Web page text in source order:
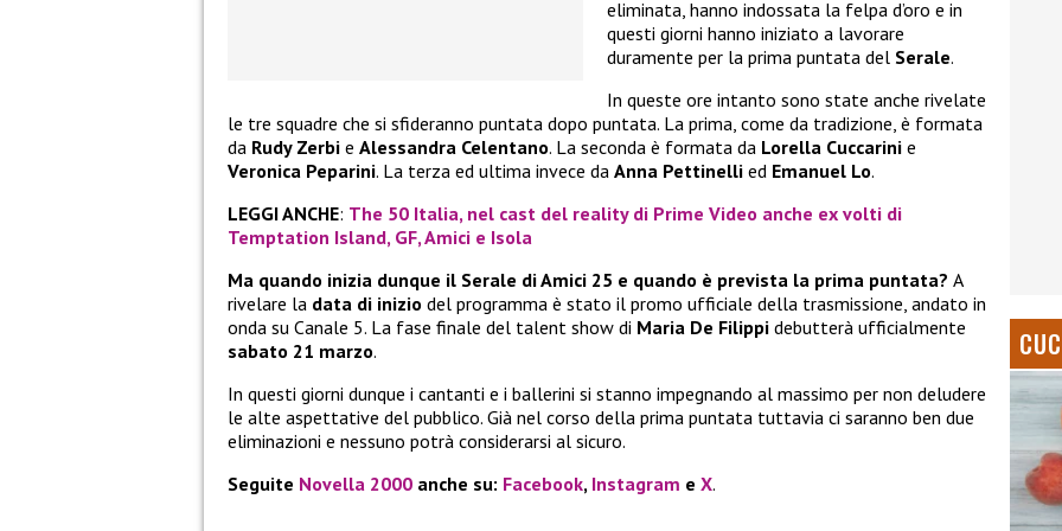
eliminata, hanno indossata la felpa d’oro e in
questi giorni hanno iniziato a lavorare
duramente per la prima puntata del Serale.
In queste ore intanto sono state anche rivelate
le tre squadre che si sfideranno puntata dopo puntata. La prima, come da tradizione, è formata
da Rudy Zerbi e Alessandra Celentano. La seconda è formata da Lorella Cuccarini e
Veronica Peparini. La terza ed ultima invece da Anna Pettinelli ed Emanuel Lo.
LEGGI ANCHE: The 50 Italia, nel cast del reality di Prime Video anche ex volti di
Temptation Island, GF, Amici e Isola
Ma quando inizia dunque il Serale di Amici 25 e quando è prevista la prima puntata? A
rivelare la data di inizio del programma è stato il promo ufficiale della trasmissione, andato in
onda su Canale 5. La fase finale del talent show di Maria De Filippi debutterà ufficialmente
sabato 21 marzo.
In questi giorni dunque i cantanti e i ballerini si stanno impegnando al massimo per non deludere
le alte aspettative del pubblico. Già nel corso della prima puntata tuttavia ci saranno ben due
eliminazioni e nessuno potrà considerarsi al sicuro.
Seguite Novella 2000 anche su: Facebook, Instagram e X.